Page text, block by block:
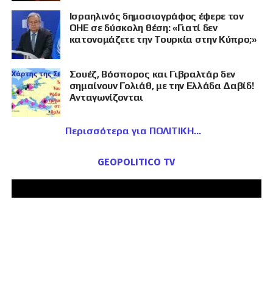
Ισραηλινός δημοσιογράφος έφερε τον
ΟΗΕ σε δύσκολη θέση: «Γιατί δεν
κατονομάζετε την Τουρκία στην Κύπρο;»
Σουέζ, Βόσπορος και Γιβραλτάρ δεν
σημαίνουν Γολιάθ, με την Ελλάδα Δαβίδ!
Ανταγωνίζονται
Περισσότερα για ΠΟΛΙΤΙΚΗ
GEOPOLITICO TV